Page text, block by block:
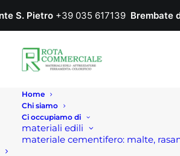
S. Pietro +39 035 617139 Brembate
Home
Chi siamo
Ci occupiamo di
materiali edili
materiale cementifero: malte,